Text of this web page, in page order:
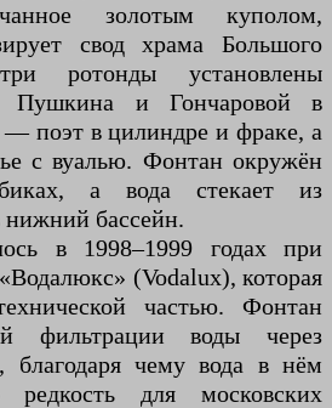
золотым куполом,
свод храма Большого
ротонды установлены
Пушкина и Гончаровой в
— поэт в цилиндре и фраке, а
с вуалью. Фонтан окружён
а вода стекает из
нижний бассейн.
в 1998–1999 годах при
(Vodalux), которая
частью. Фонтан
фильтрации воды через
благодаря чему вода в нём
для московских